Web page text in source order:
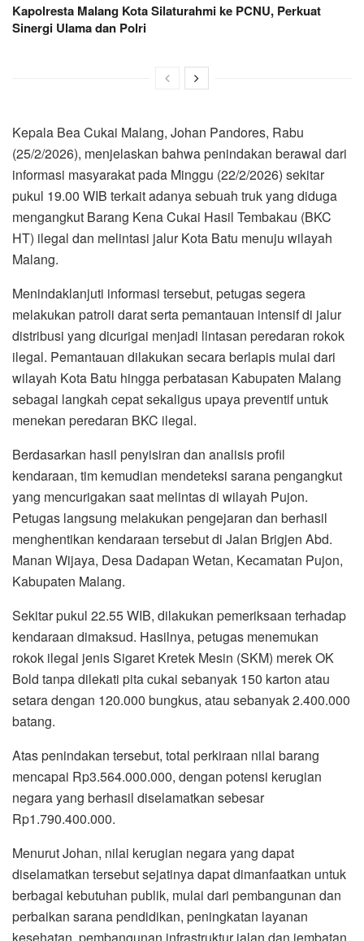
Kapolresta Malang Kota Silaturahmi ke PCNU, Perkuat
Sinergi Ulama dan Polri
Kepala Bea Cukai Malang, Johan Pandores, Rabu
(25/2/2026), menjelaskan bahwa penindakan berawal dari
informasi masyarakat pada Minggu (22/2/2026) sekitar
pukul 19.00 WIB terkait adanya sebuah truk yang diduga
mengangkut Barang Kena Cukai Hasil Tembakau (BKC
HT) ilegal dan melintasi jalur Kota Batu menuju wilayah
Malang.
Menindaklanjuti informasi tersebut, petugas segera
melakukan patroli darat serta pemantauan intensif di jalur
distribusi yang dicurigai menjadi lintasan peredaran rokok
ilegal. Pemantauan dilakukan secara berlapis mulai dari
wilayah Kota Batu hingga perbatasan Kabupaten Malang
sebagai langkah cepat sekaligus upaya preventif untuk
menekan peredaran BKC ilegal.
Berdasarkan hasil penyisiran dan analisis profil
kendaraan, tim kemudian mendeteksi sarana pengangkut
yang mencurigakan saat melintas di wilayah Pujon.
Petugas langsung melakukan pengejaran dan berhasil
menghentikan kendaraan tersebut di Jalan Brigjen Abd.
Manan Wijaya, Desa Dadapan Wetan, Kecamatan Pujon,
Kabupaten Malang.
Sekitar pukul 22.55 WIB, dilakukan pemeriksaan terhadap
kendaraan dimaksud. Hasilnya, petugas menemukan
rokok ilegal jenis Sigaret Kretek Mesin (SKM) merek OK
Bold tanpa dilekati pita cukai sebanyak 150 karton atau
setara dengan 120.000 bungkus, atau sebanyak 2.400.000
batang.
Atas penindakan tersebut, total perkiraan nilai barang
mencapai Rp3.564.000.000, dengan potensi kerugian
negara yang berhasil diselamatkan sebesar
Rp1.790.400.000.
Menurut Johan, nilai kerugian negara yang dapat
diselamatkan tersebut sejatinya dapat dimanfaatkan untuk
berbagai kebutuhan publik, mulai dari pembangunan dan
perbaikan sarana pendidikan, peningkatan layanan
kesehatan, pembangunan infrastruktur jalan dan jembatan,